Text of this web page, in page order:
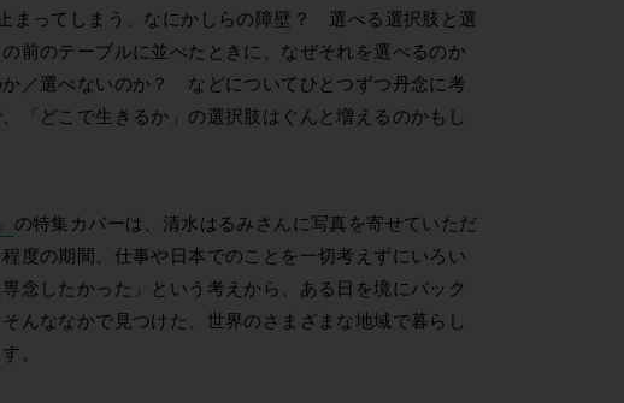
まってしまう、なにかしらの障壁？ 選べる選択肢と選
前のテーブルに並べたときに、なぜそれを選べるのか
か／選べないのか？ などについてひとつずつ丹念に考
「どこで生きるか」の選択肢はぐんと増えるのかもし
の特集カバーは、清水はるみさんに写真を寄せていただ
度の期間、仕事や日本でのことを一切考えずにいろい
念したかった」という考えから、ある日を境にバック
んななかで見つけた、世界のさまざまな地域で暮らし
。